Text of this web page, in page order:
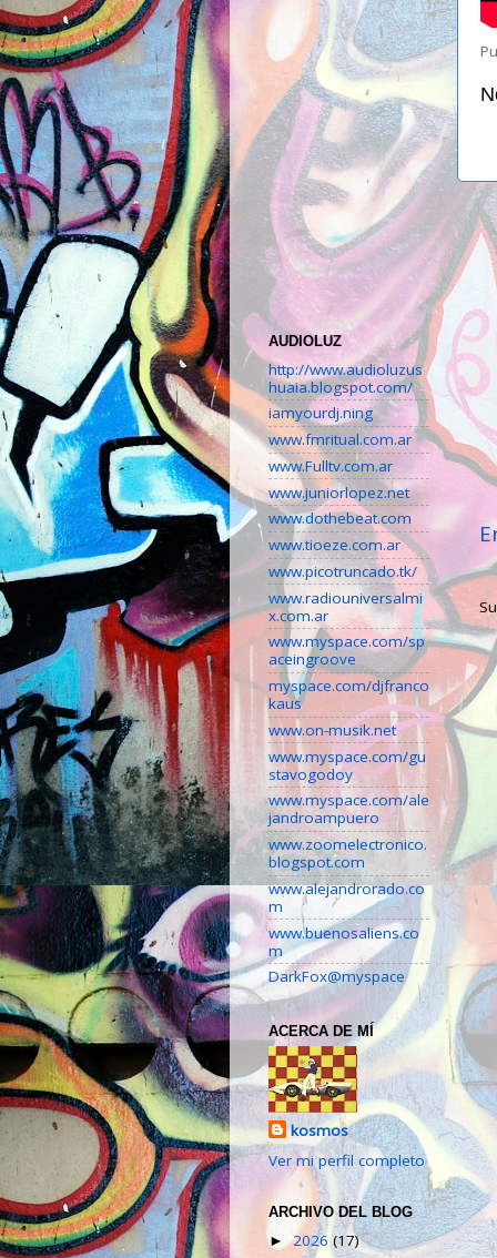
AUDIOLUZ
http://www.audioluzus
huaia.blogspot.com/
iamyourdj.ning
www.fmritual.com.ar
www.Fulltv.com.ar
www.juniorlopez.net
www.dothebeat.com
www.tioeze.com.ar
www.picotruncado.tk/
www.radiouniversalmi
x.com.ar
www.myspace.com/sp
aceingroove
myspace.com/djfranco
kaus
www.on-musik.net
www.myspace.com/gu
stavogodoy
www.myspace.com/ale
jandroampuero
www.zoomelectronico.
blogspot.com
www.alejandrorado.co
m
www.buenosaliens.co
m
DarkFox@myspace
ACERCA DE MÍ
kosmos
Ver mi perfil completo
ARCHIVO DEL BLOG
►2026 (17)